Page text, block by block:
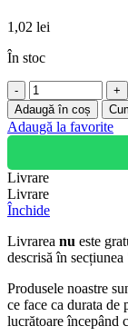
1,02 lei
În stoc
Cantitate
Funie
rafie,
fir
Ø
6
mm
Adaugă în coș
Adaugă la favorite
Livrare
Livrare
Închide
Livrarea nu este
descrisă în
Produsele noastre
ce face ca durata de
lucrătoare începând